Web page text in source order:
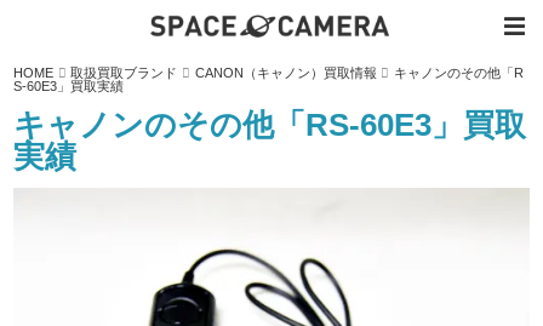
容
キ
ッ
HOME 取扱買取ブランド CANON（キャノン）買取情報
キャノンのその他「R
S-60E3」買取実績
キャノンのその他「RS-60E3」買取
実績